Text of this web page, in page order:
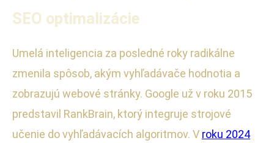
SEO optimalizácie
Umelá inteligencia za posledné roky radikálne
zmenila spôsob, akým vyhľadávače hodnotia a
zobrazujú webové stránky. Google už v roku 2015
predstavil RankBrain, ktorý integruje strojové
učenie do vyhľadávacích algoritmov. V roku 2024